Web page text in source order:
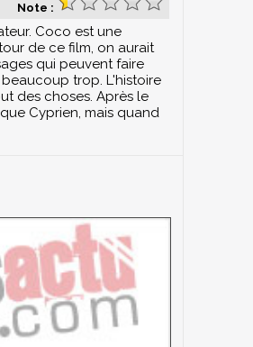
Note :
Coco est une
de ce film, on aurait
qui peuvent faire
trop. L'histoire
des choses. Après le
Cyprien, mais quand